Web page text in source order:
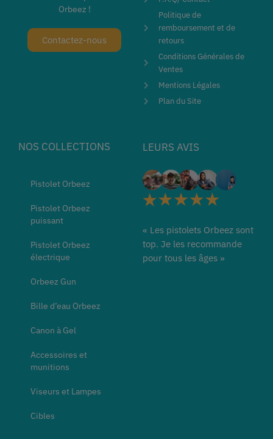
Orbeez !
Contactez-nous
Politique de
remboursement et de
retours
Conditions Générales de
Ventes
Mentions Légales
Plan du Site
NOS COLLECTIONS
Pistolet Orbeez
Pistolet Orbeez
puissant
Pistolet Orbeez
électrique
Orbeez Gun
Bille d’eau Orbeez
Canon à Gel
Accessoires et
munitions
Viseurs et Lampes
Cibles
LEURS AVIS
« Les pistolets Orbeez sont
top. Je les recommande
pour tous les âges »